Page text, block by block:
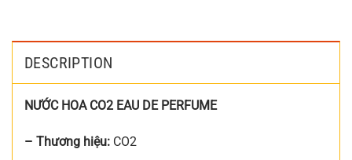
DESCRIPTION
NƯỚC HOA CO2 EAU DE PERFUME
– Thương hiệu: CO2